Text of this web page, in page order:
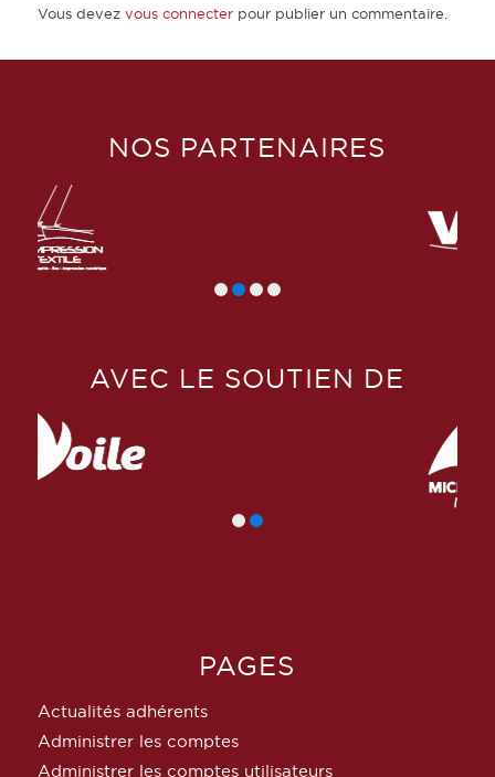
Vous devez vous connecterpour publier un commentaire.
NOS PARTENAIRES
AVEC LE SOUTIEN DE
PAGES
Actualités adhérents
Administrer les comptes
Administrer les comptes utilisateurs